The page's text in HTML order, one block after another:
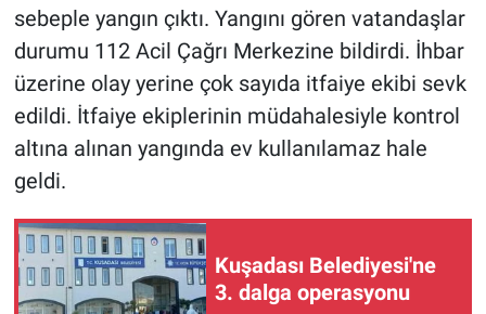
sebeple yangın çıktı. Yangını gören vatandaşlar
durumu 112 Acil Çağrı Merkezine bildirdi. İhbar
üzerine olay yerine çok sayıda itfaiye ekibi sevk
edildi. İtfaiye ekiplerinin müdahalesiyle kontrol
altına alınan yangında ev kullanılamaz hale
geldi.
Kuşadası Belediyesi'ne
3. dalga operasyonu